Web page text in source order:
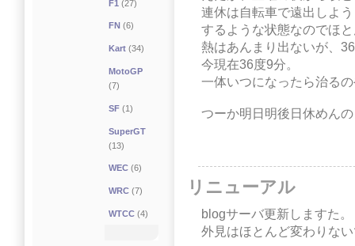
連休は自転車で遠出しよ
するような状態なのでほ
熱はあんまり出ないが、
今現在36度9分。
一体いつになったら治る
つーか明日明後日休めん
リニューアル
blogサーバ更新しますた。
外見はほとんど変わりな
F1 (27)
FN (6)
Kart (34)
MotoGP
(7)
SF (1)
SuperGT
(13)
WEC (6)
WRC (7)
WTCC (4)